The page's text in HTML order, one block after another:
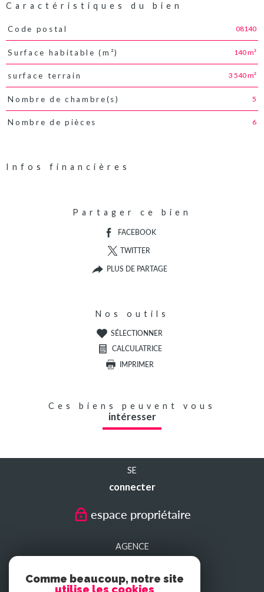
Caractéristiques du bien
Caractéristiques Valeurs
Code postal 08140
Surface habitable (m²) 140 m²
surface terrain 3 540 m²
Nombre de chambre(s) 5
Nombre de pièces 6
Infos financières
Partager ce bien
FACEBOOK
TWITTER
PLUS DE PARTAGE
Nos outils
SÉLECTIONNER
CALCULATRICE
IMPRIMER
Ces biens peuvent vous
intéresser
SE
connecter
espace propriétaire
AGENCE
Comme beaucoup, notre site
utilise les cookies